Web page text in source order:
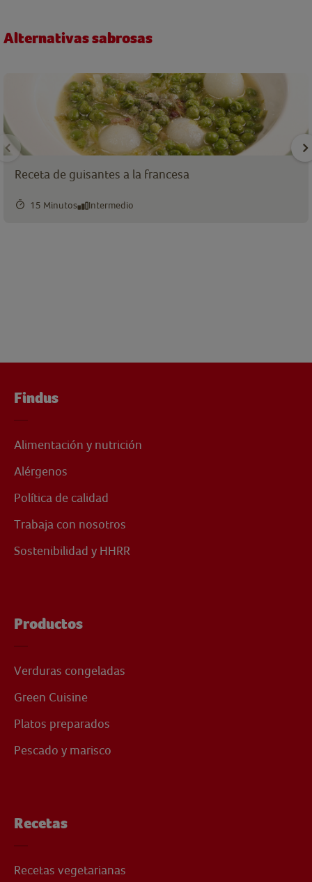
Alternativas sabrosas
Receta de guisantes a la francesa
15 Minutos Intermedio
Findus
Alimentación y nutrición
Alérgenos
Política de calidad
Trabaja con nosotros
Sostenibilidad y HHRR
Productos
Verduras congeladas
Green Cuisine
Platos preparados
Pescado y marisco
Recetas
Recetas vegetarianas